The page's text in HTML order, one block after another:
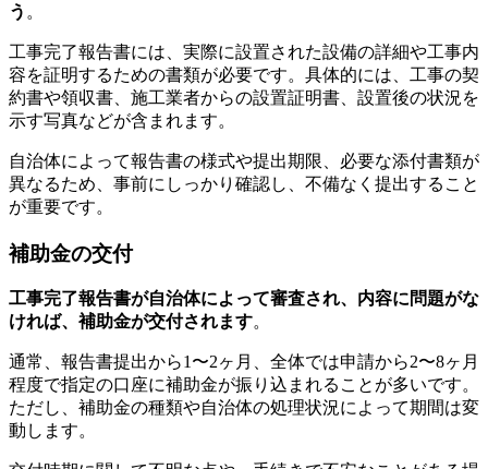
う 。
工事完了報告書には、実際に設置された設備の詳細や工事内
容を証明するための書類が必要です。具体的には、工事の契
約書や領収書、施工業者からの設置証明書、設置後の状況を
示す写真などが含まれます。
自治体によって報告書の様式や提出期限、必要な添付書類が
異なるため、事前にしっかり確認し、不備なく提出すること
が重要です。
補助金の交付
工事完了報告書が自治体によって審査され、内容に問題がな
ければ、補助金が交付されます。
通常、報告書提出から1〜2ヶ月、全体では申請から2〜8ヶ月
程度で指定の口座に補助金が振り込まれることが多いです。
ただし、補助金の種類や自治体の処理状況によって期間は変
動します。